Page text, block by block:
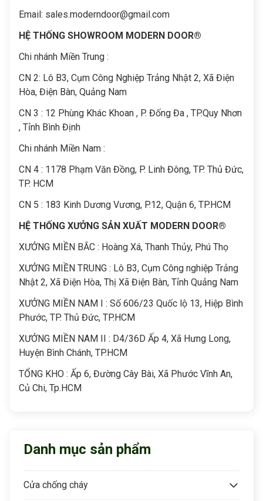
Email: sales.moderndoor@gmail.com
HỆ THỐNG SHOWROOM MODERN DOOR®
Chi nhánh Miền Trung :
CN 2: Lô B3, Cụm Công Nghiệp Trảng Nhật 2, Xã Điện
Hòa, Điện Bàn, Quảng Nam
CN 3 : 12 Phùng Khác Khoan , P. Đống Đa , TP.Quy Nhơn
, Tỉnh Bình Định
Chi nhánh Miền Nam :
CN 4 : 1178 Phạm Văn Đồng, P. Linh Đông, TP. Thủ Đức,
TP. HCM
CN 5 : 183 Kinh Dương Vương, P.12, Quận 6, TP.HCM
HỆ THỐNG XƯỞNG SẢN XUẤT MODERN DOOR®
XƯỞNG MIỀN BẮC : Hoàng Xá, Thanh Thủy, Phú Thọ
XƯỞNG MIỀN TRUNG : Lô B3, Cụm Công nghiệp Trảng
Nhật 2, Xã Điện Hòa, Thị Xã Điện Bàn, Tỉnh Quảng Nam
XƯỞNG MIỀN NAM I : Số 606/23 Quốc lộ 13, Hiệp Bình
Phước, TP. Thủ Đức, TP.HCM
XƯỞNG MIỀN NAM II : D4/36D Ấp 4, Xã Hưng Long,
Huyện Bình Chánh, TP.HCM
TỔNG KHO : Ấp 6, Đường Cây Bài, Xã Phước Vĩnh An,
Củ Chi, Tp.HCM
Danh mục sản phẩm
Cửa chống cháy